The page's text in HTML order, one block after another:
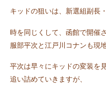
キッドの狙いは、新選組副長
時を同じくして、函館で開催
服部平次と江戸川コナンも現
平次は早々にキッドの変装を見
追い詰めていきますが、